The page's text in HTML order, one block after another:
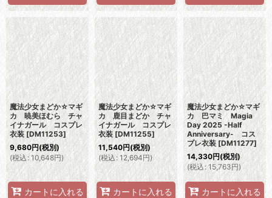
魔法少女まどか☆マギ
カ 暁美ほむら チャ
イナガール コスプレ
衣装 [DM11253]
9,680円(税別)
(税込 : 10,648円)
カートに入れる
魔法少女まどか☆マギ
カ 鹿目まどか チャ
イナガール コスプレ
衣装 [DM11255]
11,540円(税別)
(税込: 12,694円)
カートに入れる
魔法少女まどか☆マギ
カ 巴マミ Magia
Day 2025 -Half
Anniversary- コス
プレ衣装 [DM11277]
14,330円(税別)
(税込: 15,763円)
カートに入れる